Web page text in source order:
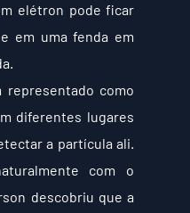
elétron pode ficar
em uma fenda em
representado como
diferentes lugares
a partícula ali.
com o
descobriu que a